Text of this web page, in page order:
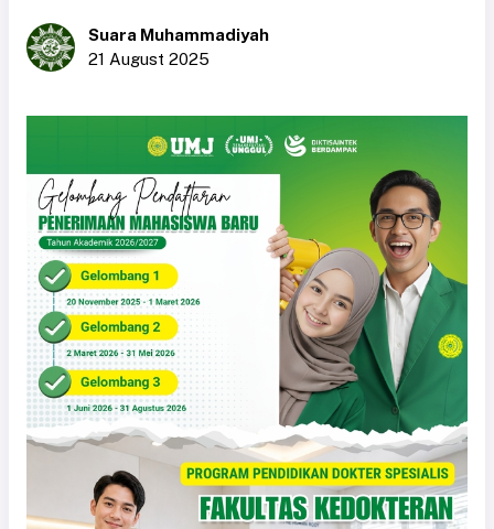
Suara Muhammadiyah
21 August 2025